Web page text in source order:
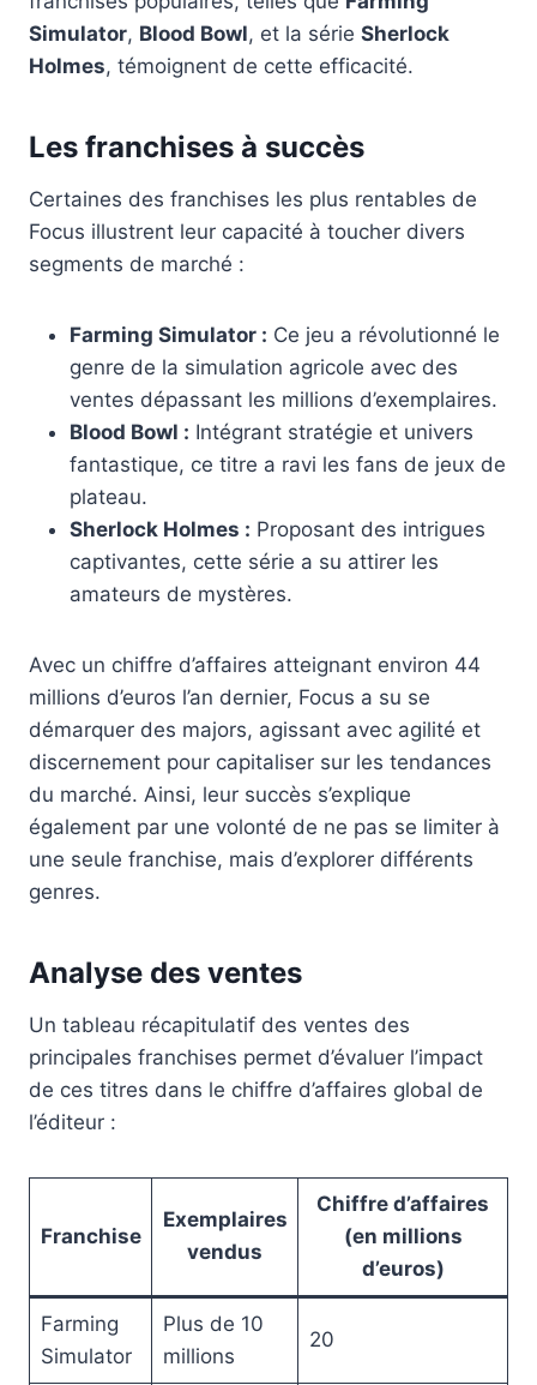
Simulator, Blood Bowl, et la série Sherlock
Holmes, témoignent de cette efficacité.
Les franchises à succès
Certaines des franchises les plus rentables de
Focus illustrent leur capacité à toucher divers
segments de marché :
Farming Simulator : Ce jeu a révolutionné le
genre de la simulation agricole avec des
ventes dépassant les millions d’exemplaires.
Blood Bowl : Intégrant stratégie et univers
fantastique, ce titre a ravi les fans de jeux de
plateau.
Sherlock Holmes : Proposant des intrigues
captivantes, cette série a su attirer les
amateurs de mystères.
Avec un chiffre d’affaires atteignant environ 44
millions d’euros l’an dernier, Focus a su se
démarquer des majors, agissant avec agilité et
discernement pour capitaliser sur les tendances
du marché. Ainsi, leur succès s’explique
également par une volonté de ne pas se limiter à
une seule franchise, mais d’explorer différents
genres.
Analyse des ventes
Un tableau récapitulatif des ventes des
principales franchises permet d’évaluer l’impact
de ces titres dans le chiffre d’affaires global de
l’éditeur :
Franchise
Exemplaires
vendus
Chiffre d’affaires
(en millions
d’euros)
Farming
Simulator
Plus de 10
millions
20